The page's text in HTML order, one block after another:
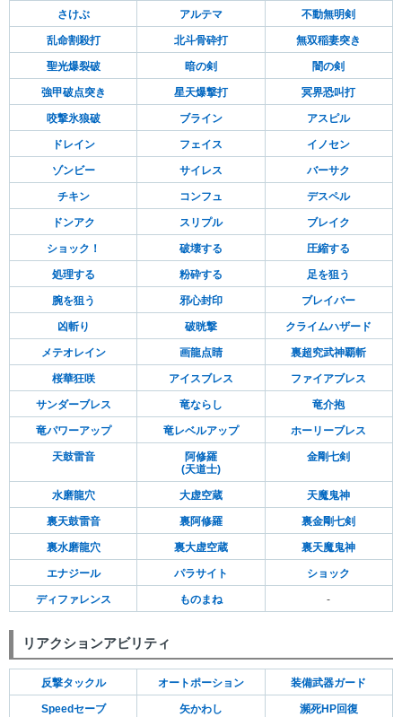
さけぶ アルテマ 不動無明剣
乱命割殺打 北斗骨砕打 無双稲妻突き
聖光爆裂破 暗の剣 闇の剣
強甲破点突き 星天爆撃打 冥界恐叫打
咬撃氷狼破 ブライン アスピル
ドレイン フェイス イノセン
ゾンビー サイレス バーサク
チキン コンフュ デスペル
ドンアク スリプル ブレイク
ショック！ 破壊する 圧縮する
処理する 粉砕する 足を狙う
腕を狙う 邪心封印 ブレイバー
凶斬り 破晄撃 クライムハザード
メテオレイン 画龍点睛 裏超究武神覇斬
桜華狂咲 アイスブレス ファイアブレス
サンダーブレス 竜ならし 竜介抱
竜パワーアップ 竜レベルアップ ホーリーブレス
天鼓雷音
阿修羅
(天道士)
金剛七剣
水磨龍穴 大虚空蔵 天魔鬼神
裏天鼓雷音 裏阿修羅 裏金剛七剣
裏水磨龍穴 裏大虚空蔵 裏天魔鬼神
エナジール パラサイト ショック
ディファレンス ものまね -
リアクションアビリティ
反撃タックル オートポーション 装備武器ガード
Speedセーブ 矢かわし 瀕死HP回復